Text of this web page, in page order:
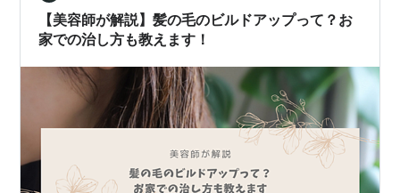
【美容師が解説】髪の毛のビルドアップって？お
家での治し方も教えます！